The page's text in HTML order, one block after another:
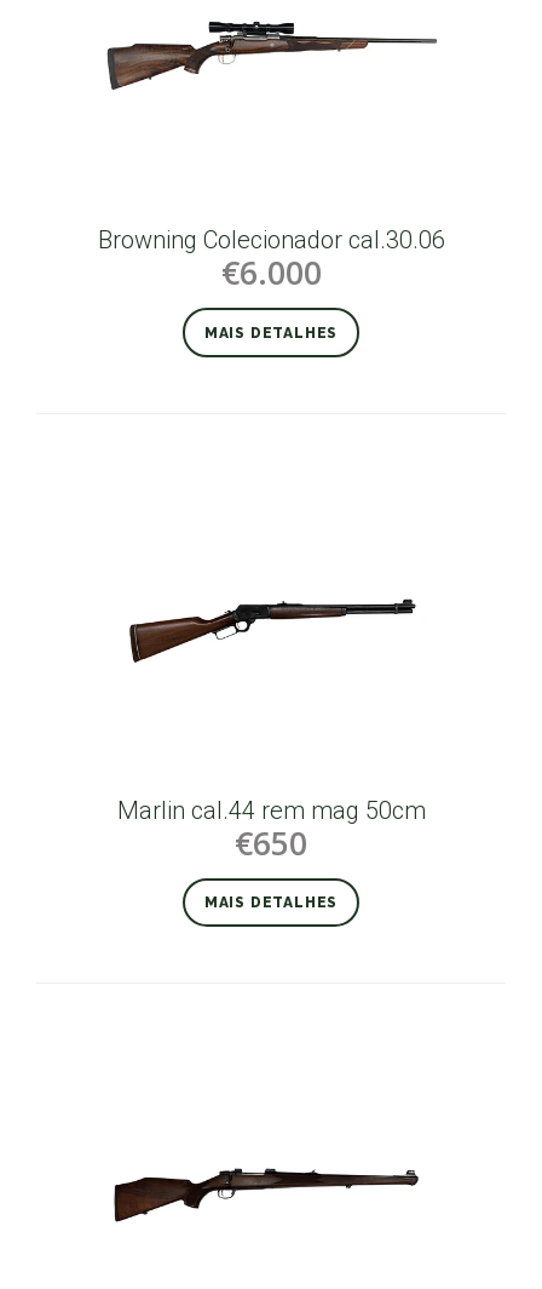
Browning Colecionador cal.30.06
€6.000
MAIS DETALHES
Marlin cal.44 rem mag 50cm
€650
MAIS DETALHES